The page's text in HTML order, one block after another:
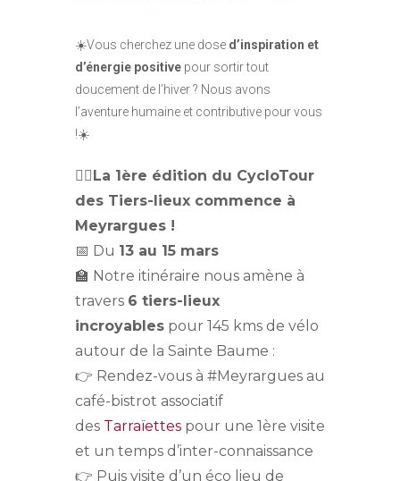
☀️Vous cherchez une dose d’inspiration et
d’énergie positive pour sortir tout
doucement de l’hiver ? Nous avons
l’aventure humaine et contributive pour vous
!☀️
🚴‍♀️La 1ère édition du CycloTour
des Tiers-lieux commence à
Meyrargues !
📅 Du 13 au 15 mars
🏫 Notre itinéraire nous amène à
travers 6 tiers-lieux
incroyables pour 145 kms de vélo
autour de la Sainte Baume :
👉 Rendez-vous à #Meyrargues au
café-bistrot associatif
des Tarraïettes pour une 1ère visite
et un temps d’inter-connaissance
👉 Puis visite d’un éco lieu de